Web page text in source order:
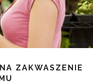
ZAKWASZENIE